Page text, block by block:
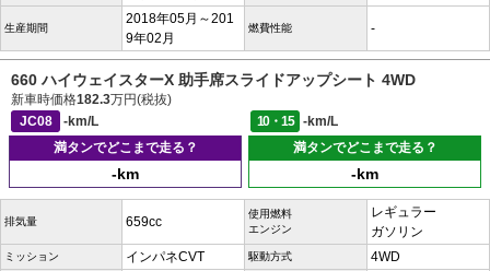
生産期間
2018年05月～201
9年02月
燃費性能 -
660 ハイウェイスターX 助手席スライドアップシート 4WD
新車時価格182.3万円(税抜)
JC08
-km/L 10・15
-km/L
満タンでどこまで走る？
-km
満タンでどこまで走る？
-km
排気量 659cc
使用燃料
エンジン
レギュラー
ガソリン
ミッション インパネCVT 駆動方式 4WD